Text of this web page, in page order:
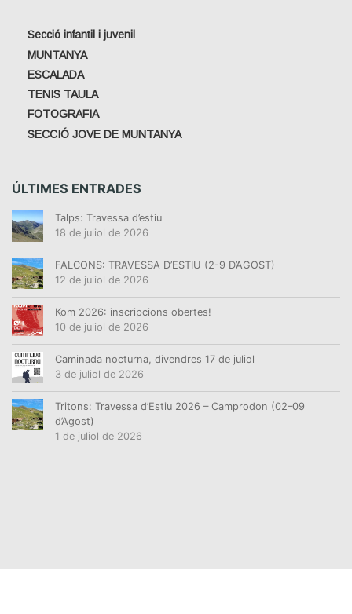
A
R
D
O
R
Secció infantil i juvenil
MUNTANYA
ESCALADA
TENIS TAULA
FOTOGRAFIA
SECCIÓ JOVE DE MUNTANYA
ÚLTIMES ENTRADES
Talps: Travessa d’estiu
18 de juliol de 2026
FALCONS: TRAVESSA D’ESTIU (2-9 D’AGOST)
12 de juliol de 2026
Kom 2026: inscripcions obertes!
10 de juliol de 2026
Caminada nocturna, divendres 17 de juliol
3 de juliol de 2026
Tritons: Travessa d’Estiu 2026 – Camprodon (02–09
d’Agost)
1 de juliol de 2026